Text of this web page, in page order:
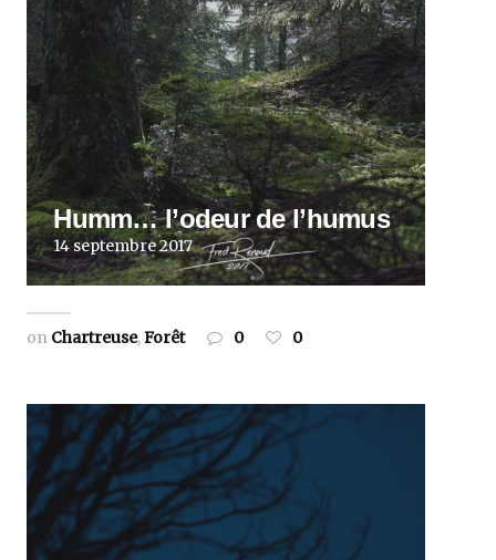
Humm… l’odeur de l’humus
14 septembre 2017
on Chartreuse,Forêt 0 0